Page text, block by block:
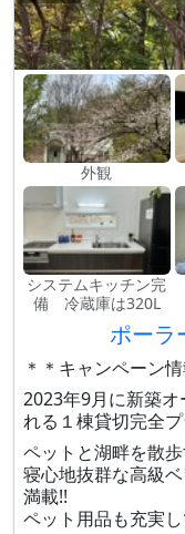
外観
システムキッチン完
備 冷蔵庫は320L
ポーラ
＊＊キャンペーン
2023年9月に新築
れる１棟貸切完全プ
ペットと湖畔を散
寝心地抜群な高級
満載!!
ペット用品も充実し